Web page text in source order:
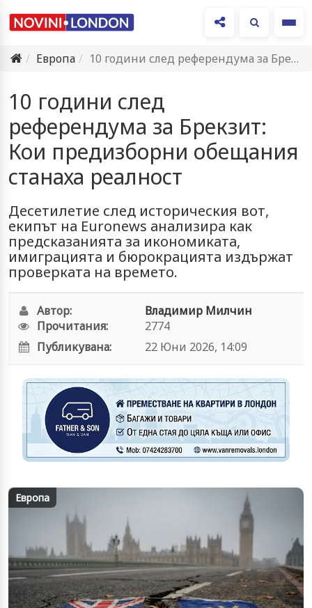
Европа
10 години след референдума за Брекзит: Кои предизборни обещания станаха…
10 години след
референдума за Брекзит:
Кои предизборни обещания
станаха реалност
Десетилетие след историческия вот,
екипът на Euronews анализира как
предсказанията за икономиката,
имиграцията и бюрокрацията издържат
проверката на времето.
Автор:
Владимир Милчин
Прочитания:
2774
Публикувана:
22 Юни 2026, 14:09
Европа